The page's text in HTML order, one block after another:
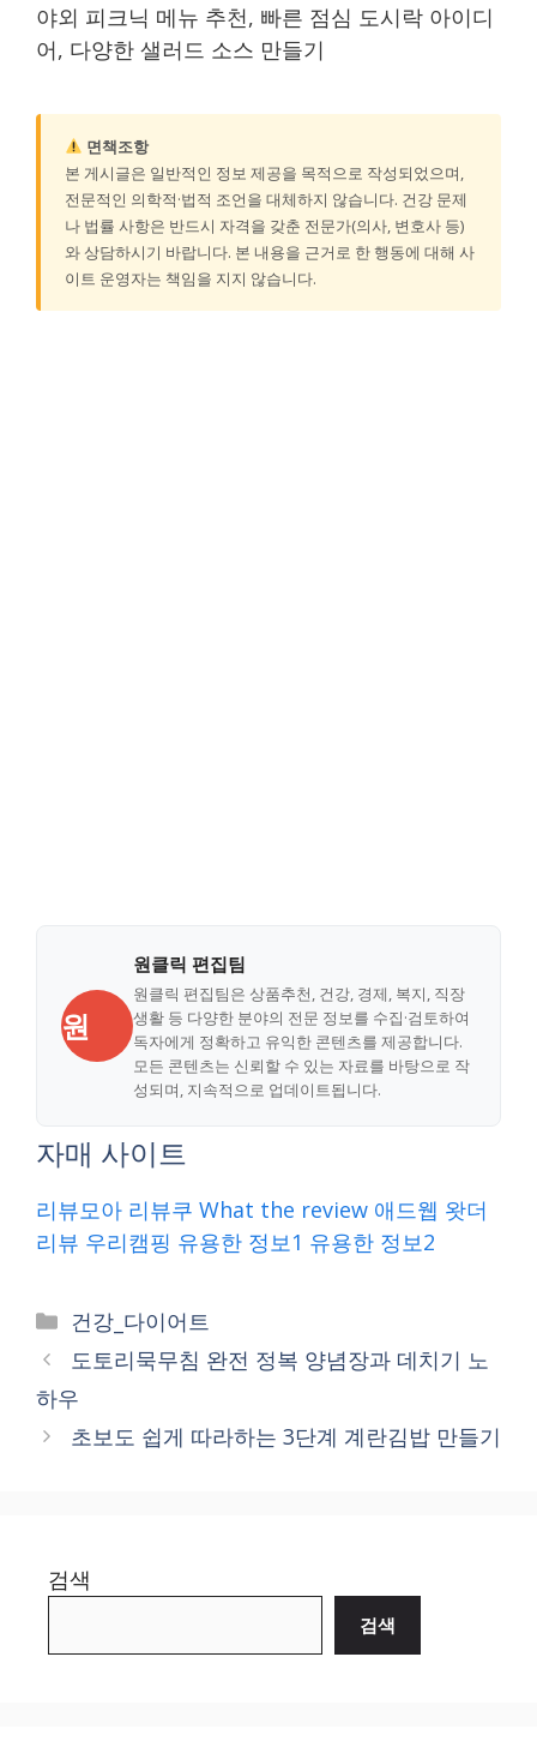
야외 피크닉 메뉴 추천, 빠른 점심 도시락 아이디
어, 다양한 샐러드 소스 만들기
면책조항
본 게시글은 일반적인 정보 제공을 목적으로 작성되었으며,
전문적인 의학적·법적 조언을 대체하지 않습니다. 건강 문제
나 법률 사항은 반드시 자격을 갖춘 전문가(의사, 변호사 등)
와 상담하시기 바랍니다. 본 내용을 근거로 한 행동에 대해 사
이트 운영자는 책임을 지지 않습니다.
원
원클릭 편집팀
원클릭 편집팀은 상품추천, 건강, 경제, 복지, 직장
생활 등 다양한 분야의 전문 정보를 수집·검토하여
독자에게 정확하고 유익한 콘텐츠를 제공합니다.
모든 콘텐츠는 신뢰할 수 있는 자료를 바탕으로 작
성되며, 지속적으로 업데이트됩니다.
자매 사이트
리뷰모아 리뷰쿠 What the review 애드웹 왓더
리뷰 우리캠핑 유용한 정보1 유용한 정보2
Categories
건강_다이어트
도토리묵무침 완전 정복 양념장과 데치기 노
하우
초보도 쉽게 따라하는 3단계 계란김밥 만들기
검색
검색